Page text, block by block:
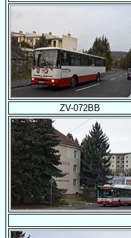
ZV-072BB